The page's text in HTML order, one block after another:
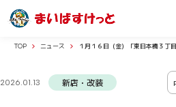
TOP ニュース １月１６日（金）「東日本橋３丁
2026.01.13 新店・改装